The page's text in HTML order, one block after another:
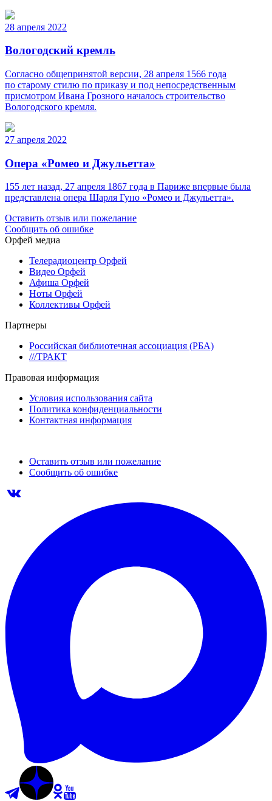
28 апреля 2022
Вологодский кремль
Согласно общепринятой версии, 28 апреля 1566 года
по старому стилю по приказу и под непосредственным
присмотром Ивана Грозного началось строительство
Вологодского кремля.
27 апреля 2022
Опера «Ромео и Джульетта»
155 лет назад, 27 апреля 1867 года в Париже впервые была
представлена опера Шарля Гуно «Ромео и Джульетта».
Оставить отзыв или пожелание
Сообщить об ошибке
Орфей медиа
Телерадиоцентр Орфей
Видео Орфей
Афиша Орфей
Ноты Орфей
Коллективы Орфей
Партнеры
Российская библиотечная ассоциация (РБА)
///ТРАКТ
Правовая информация
Условия использования сайта
Политика конфиденциальности
Контактная информация
Оставить отзыв или пожелание
Сообщить об ошибке